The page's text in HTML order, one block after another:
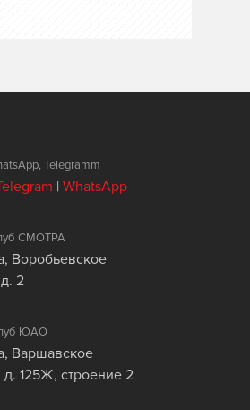
Telegramm
|WhatsApp
СМОТРА
Воробьевское
2
ЮАО
Варшавское
125Ж, строение 2